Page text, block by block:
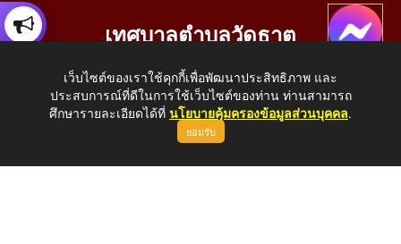
เทศบาลตำบลวัดธาตุ
อ.เมือง จ.หนองคาย 43000
โทรศัพท์: 042-414758 โทรสาร: 042-414759
E-Mail: saraban_05430110@dla.go.th
เว็บไซต์ของเราใช้คุกกี้เพื่อพัฒนาประสิทธิภาพ และ
ประสบการณ์ที่ดีในการใช้เว็บไซต์ของท่าน ท่านสามารถ
ศึกษารายละเอียดได้ที่ นโยบายคุ้มครองข้อมูลส่วนบุคคล.
ยอมรับ